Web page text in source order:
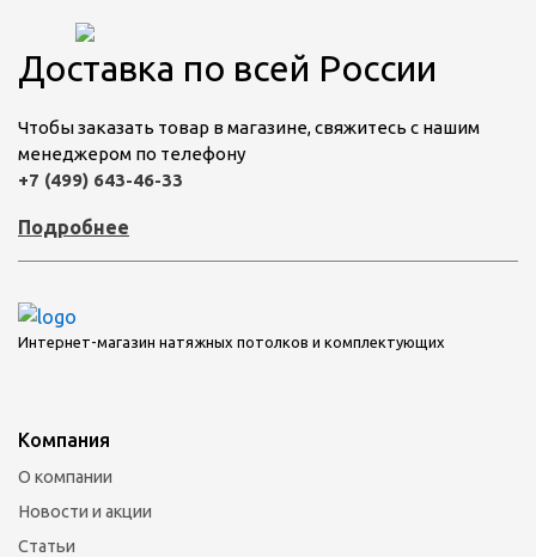
Доставка по всей России
Чтобы заказать товар в магазине, свяжитесь с нашим
менеджером по телефону
+7 (499) 643-46-33
Подробнее
Интернет-магазин натяжных потолков и комплектующих
Компания
О компании
Новости и акции
Статьи